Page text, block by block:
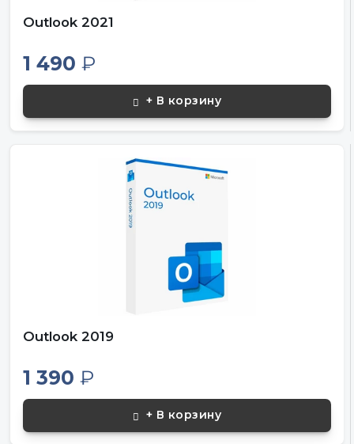
Outlook 2021
1 490 ₽
+ В корзину
Outlook 2019
1 390 ₽
+ В корзину